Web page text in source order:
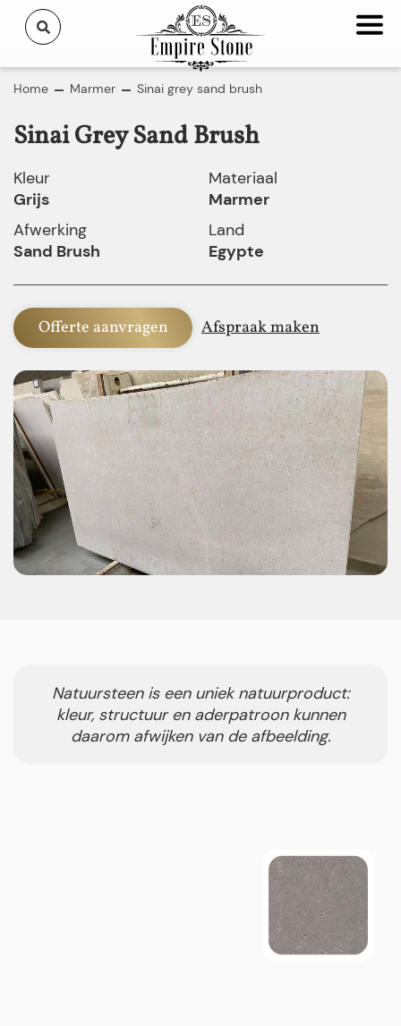
Home Marmer Sinai grey sand brush
Sinai Grey Sand Brush
Kleur
Grijs
Afwerking
Sand Brush
Materiaal
Marmer
Land
Egypte
Offerte aanvragen Afspraak maken
Natuursteen is een uniek natuurproduct:
kleur, structuur en aderpatroon kunnen
daarom afwijken van de afbeelding.